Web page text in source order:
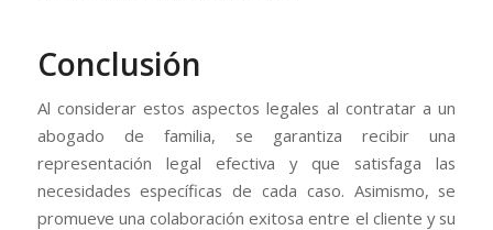
Conclusión
Al considerar estos aspectos legales al contratar a un
abogado de familia, se garantiza recibir una
representación legal efectiva y que satisfaga las
necesidades específicas de cada caso. Asimismo, se
promueve una colaboración exitosa entre el cliente y su